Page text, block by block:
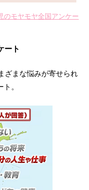
のモヤモヤ全国アンケー
ート
ざまな悩みが寄せられ
。